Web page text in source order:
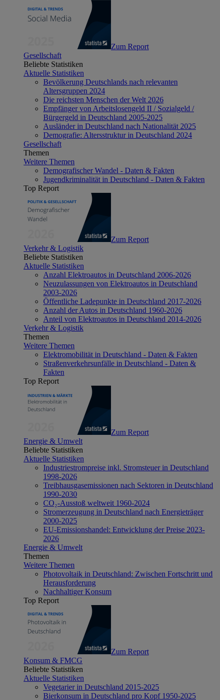
Zum Report
Gesellschaft
Beliebte Statistiken
Aktuelle Statistiken
Bevölkerung Deutschlands nach relevanten
Altersgruppen 2024
Die reichsten Menschen der Welt 2026
Empfänger von Arbeitslosengeld II / Sozialgeld /
Bürgergeld in Deutschland 2005-2025
Ausländer in Deutschland nach Nationalität 2025
Demografie: Altersstruktur in Deutschland 2024
Gesellschaft
Themen
Weitere Themen
Demografischer Wandel - Daten & Fakten
Jugendkriminalität in Deutschland - Daten & Fakten
Top Report
Zum Report
Verkehr & Logistik
Beliebte Statistiken
Aktuelle Statistiken
Anzahl Elektroautos in Deutschland 2006-2026
Neuzulassungen von Elektroautos in Deutschland
2003-2026
Öffentliche Ladepunkte in Deutschland 2017-2026
Anzahl der Autos in Deutschland 1960-2026
Anteil von Elektroautos in Deutschland 2014-2026
Verkehr & Logistik
Themen
Weitere Themen
Elektromobilität in Deutschland - Daten & Fakten
Straßenverkehrsunfälle in Deutschland - Daten &
Fakten
Top Report
Zum Report
Energie & Umwelt
Beliebte Statistiken
Aktuelle Statistiken
Industriestrompreise inkl. Stromsteuer in Deutschland
1998-2026
Treibhausgasemissionen nach Sektoren in Deutschland
1990-2030
CO₂-Ausstoß weltweit 1960-2024
Stromerzeugung in Deutschland nach Energieträger
2000-2025
EU-Emissionshandel: Entwicklung der Preise 2023-
2026
Energie & Umwelt
Themen
Weitere Themen
Photovoltaik in Deutschland: Zwischen Fortschritt und
Herausforderung
Nachhaltiger Konsum
Top Report
Zum Report
Konsum & FMCG
Beliebte Statistiken
Aktuelle Statistiken
Vegetarier in Deutschland 2015-2025
Bierkonsum in Deutschland pro Kopf 1950-2025